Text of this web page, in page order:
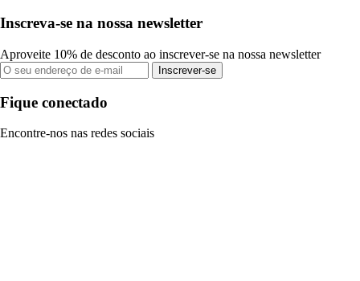
Inscreva-se na nossa newsletter
Aproveite 10% de desconto ao inscrever-se na nossa newsletter
Inscrever-se
Fique conectado
Encontre-nos nas redes sociais